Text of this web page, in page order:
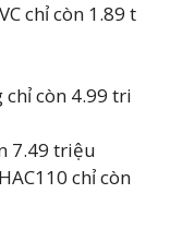
chỉ còn 1.89 t
chỉ còn 4.99 tri
7.49 triệu
chỉ còn